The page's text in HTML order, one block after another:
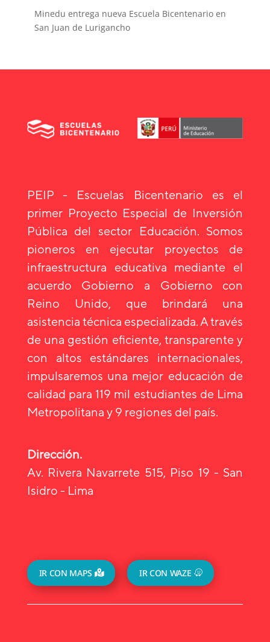
Minedu entrega nueva Escuela Bicentenario en
San Juan de Lurigancho
PEIP - Escuelas Bicentenario es el
primer Proyecto Especial de Inversión
Pública del sector Educación. Somos
pioneros en ejecutar proyectos de
infraestructura educativa mediante el
acuerdo Gobierno a Gobierno con
Reino Unido, que brindará una
asistencia técnica especializada. A través
de una gestión eficiente, transparente y
con altos estándares internacionales,
impulsaremos una mejor educación de
calidad para 119 mil estudiantes de Lima
Metropolitana y 9 regiones del país.
Dirección.
Av. Rivera Navarrete 515, Piso 19 - San
Isidro - Lima
IR CON MAPS IR CON WAZE